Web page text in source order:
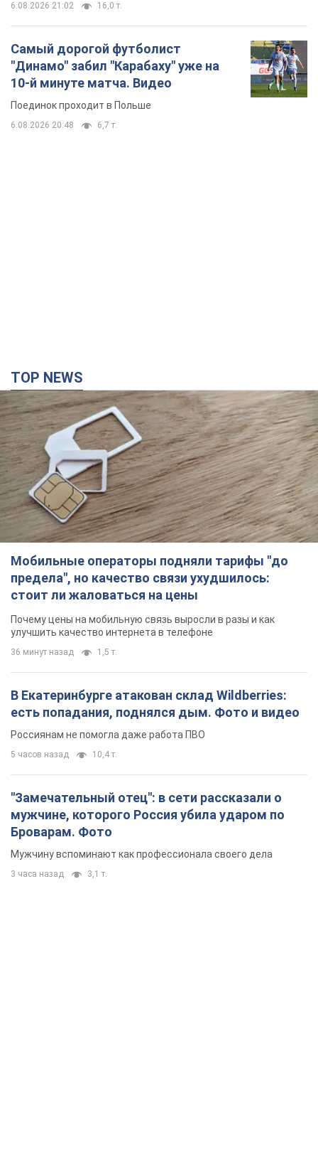
6.08.2026 21:02 16,0 т.
Самый дорогой футболист
"Динамо" забил "Карабаху" уже на
10-й минуте матча. Видео
Поединок проходит в Польше
6.08.2026 20:48 6,7 т.
TOP NEWS
Мобильные операторы подняли тарифы "до
предела", но качество связи ухудшилось:
стоит ли жаловаться на цены
Почему цены на мобильную связь выросли в разы и как
улучшить качество интернета в телефоне
36 минут назад 1,5 т.
В Екатеринбурге атакован склад Wildberries:
есть попадания, поднялся дым. Фото и видео
Россиянам не помогла даже работа ПВО
5 часов назад 10,4 т.
"Замечательный отец": в сети рассказали о
мужчине, которого Россия убила ударом по
Броварам. Фото
Мужчину вспоминают как профессионала своего дела
3 часа назад 3,1 т.